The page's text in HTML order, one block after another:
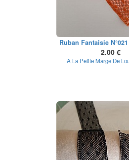
Ruban Fantaisie
2.00 €
A La Petite Marge De